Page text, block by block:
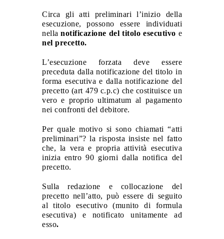
Circa gli atti preliminari l’inizio della
esecuzione,possono essere individuati
nella notificazione del titolo esecutivo e
nel precetto.
L’esecuzione forzata deve essere
preceduta dalla notificazione del titolo in
forma esecutiva e dalla notificazione del
precetto (art 479 c.p.c) che costituisce un
vero e proprio ultimatum al pagamento
nei confronti del debitore.
Per quale motivo si sono chiamati “atti
preliminari”? la risposta insiste nel fatto
che, la vera e propria attività esecutiva
inizia entro 90 giorni dalla notifica del
precetto.
Sulla redazione e collocazione del
precetto nell’atto, può essere di seguito
al titolo esecutivo (munito di formula
esecutiva) e notificato unitamente ad
esso.